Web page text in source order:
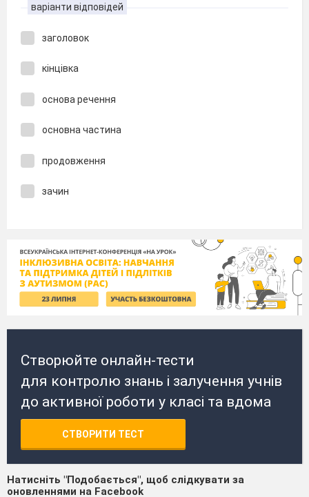
варіанти відповідей
заголовок
кінцівка
основа речення
основна частина
продовження
зачин
Створюйте онлайн-тести
для контролю знань і залучення учнів
до активної роботи у класі та вдома
СТВОРИТИ ТЕСТ
Натисніть "Подобається", щоб слідкувати за
оновленнями на Facebook